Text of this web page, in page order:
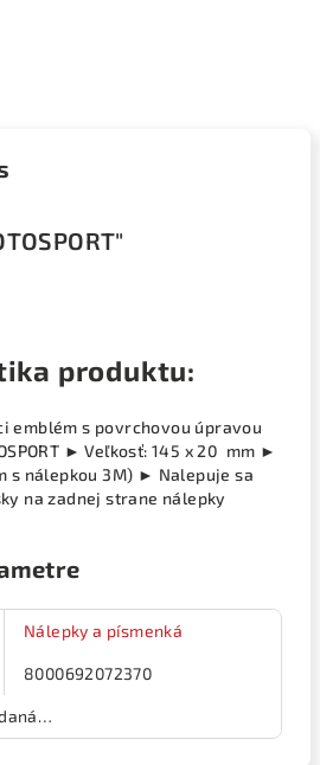
produktu:
emblém s povrchovou úpravou
► Veľkosť: 145 x 20 mm ►
s nálepkou 3M) ► Nalepuje sa
na zadnej strane nálepky
Nálepky a písmenká
8000692072370